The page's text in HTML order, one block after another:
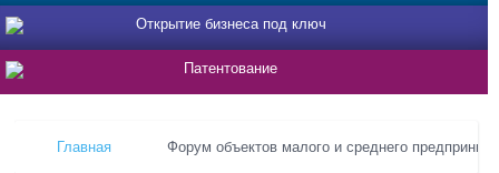
Открытие бизнеса под ключ
Патентование
Главная Форум объектов малого и среднего